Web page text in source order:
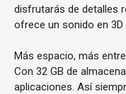
disfrutarás de detalles
ofrece un sonido en 3D
Más espacio, más
Con 32 GB de
aplicaciones. Así